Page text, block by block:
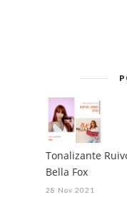
Tonalizante
Bella Fox
28 Nov 2021